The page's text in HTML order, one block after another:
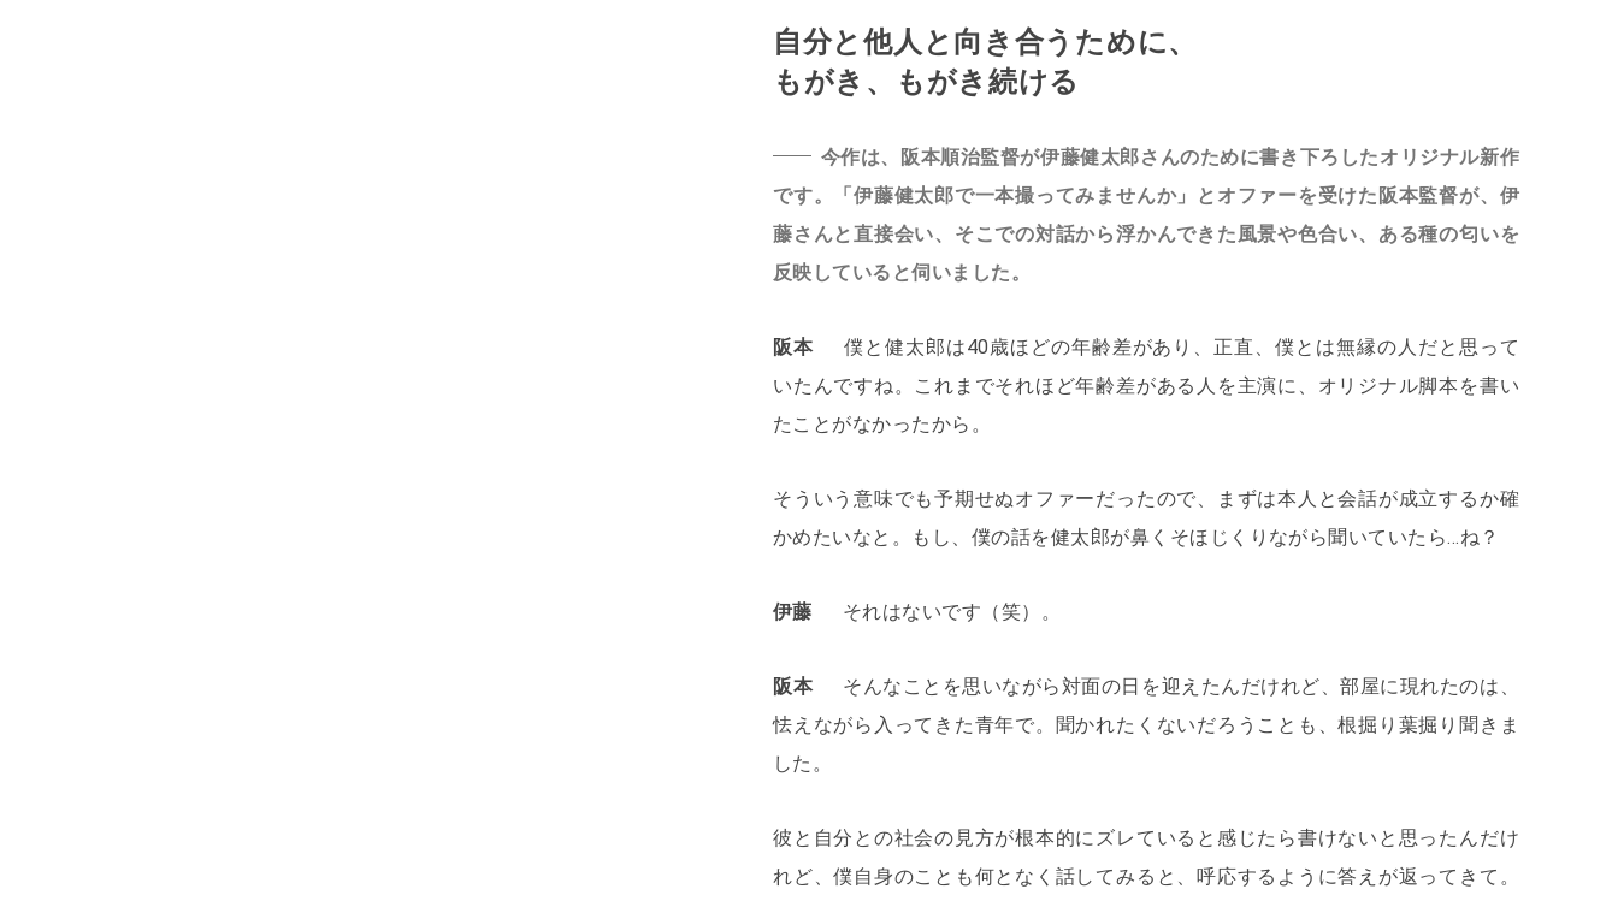
自分と他人と向き合うために、
もがき、もがき続ける
今作は、阪本順治監督が伊藤健太郎さんのために書き下ろしたオリジナル新作
です。「伊藤健太郎で一本撮ってみませんか」とオファーを受けた阪本監督が、伊
藤さんと直接会い、そこでの対話から浮かんできた風景や色合い、ある種の匂いを
反映していると伺いました。
阪本
僕と健太郎は40歳ほどの年齢差があり、正直、僕とは無縁の人だと思って
いたんですね。これまでそれほど年齢差がある人を主演に、オリジナル脚本を書い
たことがなかったから。
そういう意味でも予期せぬオファーだったので、まずは本人と会話が成立するか確
かめたいなと。もし、僕の話を健太郎が鼻くそほじくりながら聞いていたら…ね？
伊藤 それはないです（笑）。
阪本
そんなことを思いながら対面の日を迎えたんだけれど、部屋に現れたのは、
怯えながら入ってきた青年で。聞かれたくないだろうことも、根掘り葉掘り聞きま
した。
彼と自分との社会の見方が根本的にズレていると感じたら書けないと思ったんだけ
れど、僕自身のことも何となく話してみると、呼応するように答えが返ってきて。